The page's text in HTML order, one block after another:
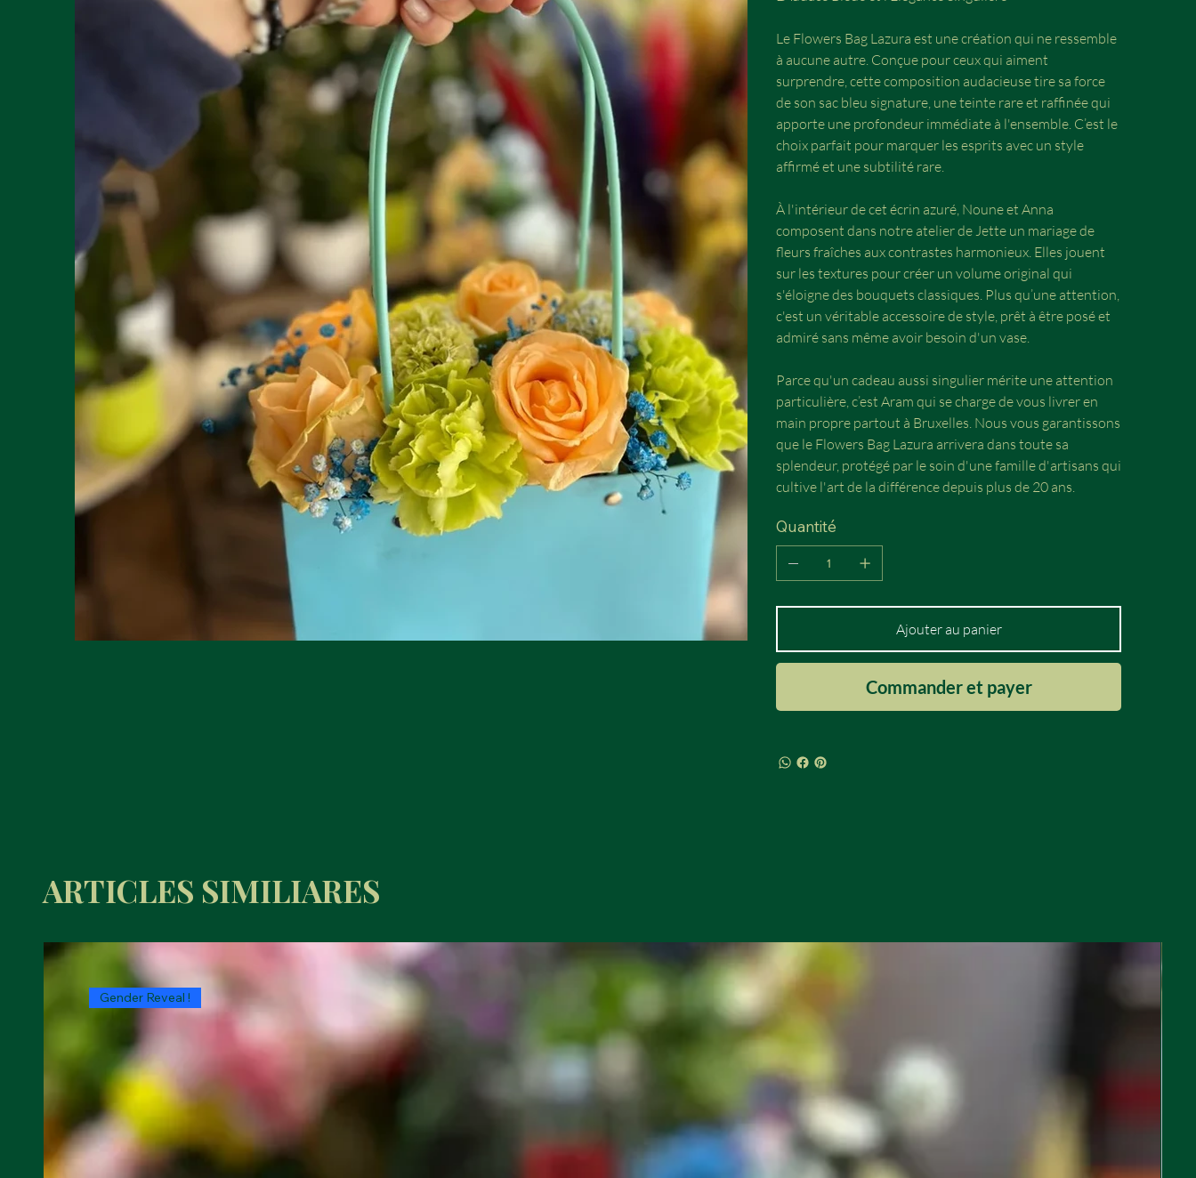
Le Flowers Bag Lazura est une création qui ne ressemble
à aucune autre. Conçue pour ceux qui aiment
surprendre, cette composition audacieuse tire sa force
de son sac bleu signature, une teinte rare et raffinée qui
apporte une profondeur immédiate à l'ensemble. C’est le
choix parfait pour marquer les esprits avec un style
affirmé et une subtilité rare.
À l'intérieur de cet écrin azuré, Noune et Anna
composent dans notre atelier de Jette un mariage de
fleurs fraîches aux contrastes harmonieux. Elles jouent
sur les textures pour créer un volume original qui
s'éloigne des bouquets classiques. Plus qu’une attention,
c'est un véritable accessoire de style, prêt à être posé et
admiré sans même avoir besoin d'un vase.
Parce qu'un cadeau aussi singulier mérite une attention
particulière, c’est Aram qui se charge de vous livrer en
main propre partout à Bruxelles. Nous vous garantissons
que le Flowers Bag Lazura arrivera dans toute sa
splendeur, protégé par le soin d'une famille d'artisans qui
cultive l'art de la différence depuis plus de 20 ans.
Quantité
Ajouter au panier
Commander et payer
ARTICLES SIMILIARES
Gender Reveal !